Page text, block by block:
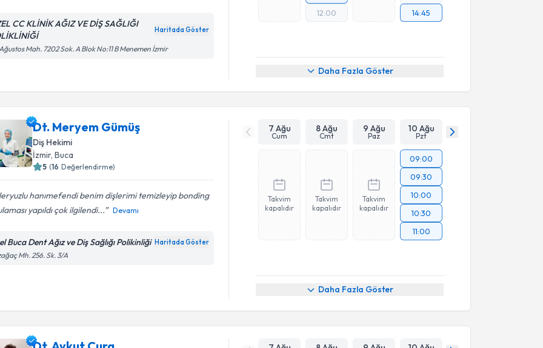
CC KLİNİK AĞIZ VE DİŞ SAĞLIĞI
Haritada Göster
Mah. 7202 Sok. A Blok No:11 B Menemen İzmir
12:00
14:45
Daha Fazla Göster
Dt. Meryem Gümüş
Diş Hekimi
İzmir, Buca
5 (16 Değerlendirme)
hanımefendi benim dişlerimi temizleyip bonding
yapıldı çok ilgilendi...
Devamı
Buca Dent Ağız ve Diş Sağlığı Polikinliği Haritada Göster
Mh. 256. Sk. 3/A
7 Ağu
Cum
8 Ağu
Cmt
9 Ağu
Paz
10 Ağu
Pzt
Takvim
kapalıdır
Takvim
kapalıdır
Takvim
kapalıdır
09:00
09:30
10:00
10:30
11:00
Daha Fazla Göster